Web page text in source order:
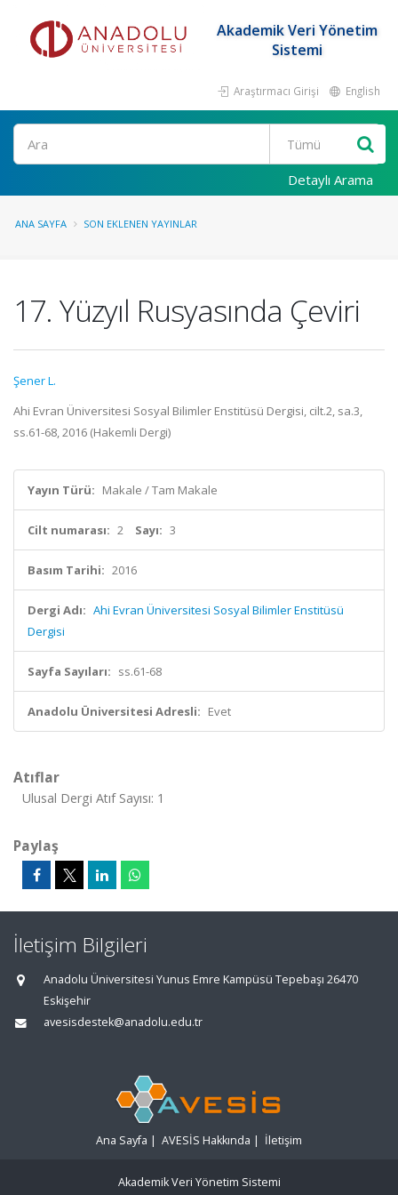
Akademik Veri Yönetim
Sistemi
Araştırmacı Girişi English
Ara
Detaylı Arama
ANA SAYFA SON EKLENEN YAYINLAR
17. Yüzyıl Rusyasında Çeviri
Şener L.
Ahi Evran Üniversitesi Sosyal Bilimler Enstitüsü Dergisi, cilt.2, sa.3,
ss.61-68, 2016 (Hakemli Dergi)
Yayın Türü: Makale / Tam Makale
Cilt numarası: 2 Sayı: 3
Basım Tarihi: 2016
Dergi Adı: Ahi Evran Üniversitesi Sosyal Bilimler Enstitüsü
Dergisi
Sayfa Sayıları: ss.61-68
Anadolu Üniversitesi Adresli: Evet
Atıflar
Ulusal Dergi Atıf Sayısı: 1
Paylaş
İletişim Bilgileri
Anadolu Üniversitesi Yunus Emre Kampüsü Tepebaşı 26470
Eskişehir
avesisdestek@anadolu.edu.tr
Ana Sayfa | AVESİS Hakkında | İletişim
Akademik Veri Yönetim Sistemi